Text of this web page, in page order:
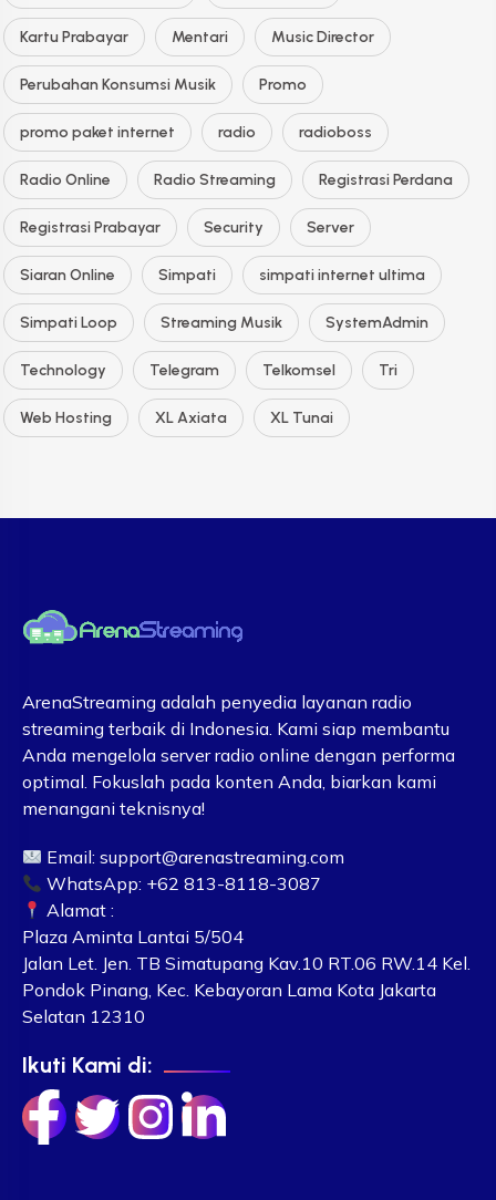
Kartu Prabayar Mentari Music Director
Perubahan Konsumsi Musik Promo
promo paket internet radio radioboss
Radio Online Radio Streaming Registrasi Perdana
Registrasi Prabayar Security Server
Siaran Online Simpati simpati internet ultima
Simpati Loop Streaming Musik SystemAdmin
Technology Telegram Telkomsel Tri
Web Hosting XL Axiata XL Tunai
ArenaStreaming adalah penyedia layanan radio
streaming terbaik di Indonesia. Kami siap membantu
Anda mengelola server radio online dengan performa
optimal. Fokuslah pada konten Anda, biarkan kami
menangani teknisnya!
Email:support@arenastreaming.com
WhatsApp: +62 813-8118-3087
Alamat :
Plaza Aminta Lantai 5/504
Jalan Let. Jen. TB Simatupang Kav.10 RT.06 RW.14 Kel.
Pondok Pinang, Kec. Kebayoran Lama Kota Jakarta
Selatan 12310
Ikuti Kami di: